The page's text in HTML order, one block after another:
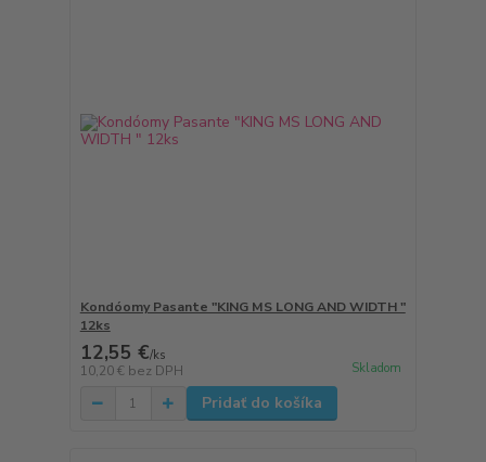
Kondóomy Pasante "KING MS LONG AND WIDTH "
12ks
12,55 €/ks
10,20 € bez DPH Skladom
Pridať do košíka